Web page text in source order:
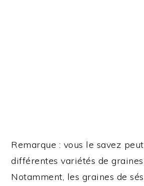
Remarque : vous le savez
différentes variétés de graines
Notamment, les graines de